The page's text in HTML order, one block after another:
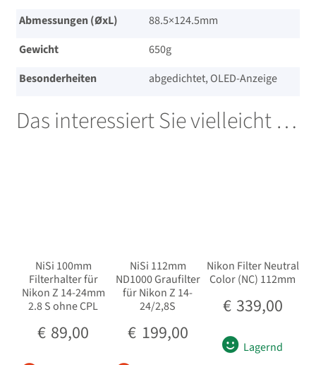
Abmessungen (ØxL)
88.5×124.5mm
Gewicht
650g
Besonderheiten
abgedichtet, OLED-Anzeige
Das interessiert Sie vielleicht …
NiSi 100mm
Filterhalter für
Nikon Z 14-24mm
2.8 S ohne CPL
€ 89,00
NiSi 112mm
ND1000 Graufilter
für Nikon Z 14-
24/2,8S
€ 199,00
Nikon Filter Neutral
Color (NC) 112mm
€ 339,00
Lagernd